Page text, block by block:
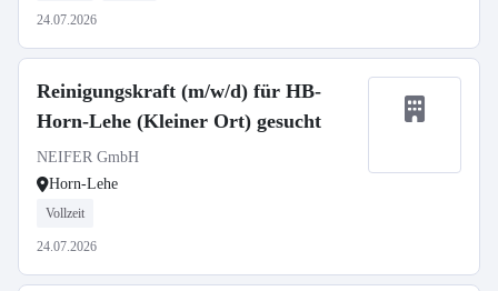
24.07.2026
Reinigungskraft (m/w/d) für HB-
Horn-Lehe (Kleiner Ort) gesucht
NEIFER GmbH
Horn-Lehe
Vollzeit
24.07.2026